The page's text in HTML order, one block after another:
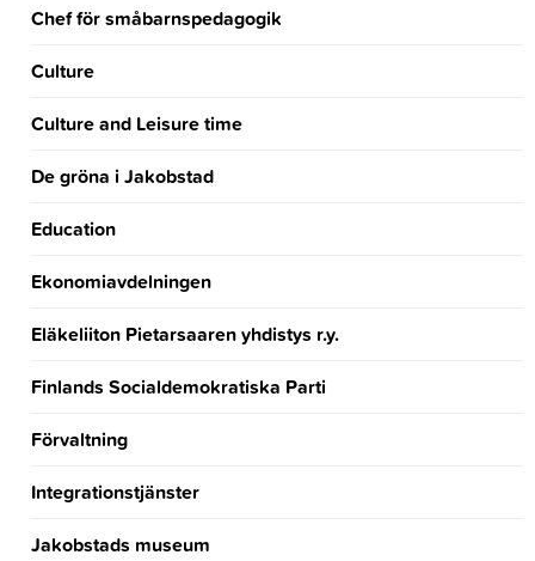
Chef för småbarnspedagogik
Culture
Culture and Leisure time
De gröna i Jakobstad
Education
Ekonomiavdelningen
Eläkeliiton Pietarsaaren yhdistys r.y.
Finlands Socialdemokratiska Parti
Förvaltning
Integrationstjänster
Jakobstads museum